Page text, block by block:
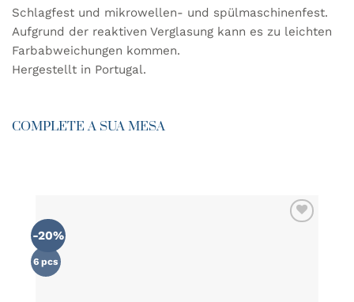
Schlagfest und mikrowellen- und spülmaschinenfest.
Aufgrund der reaktiven Verglasung kann es zu leichten
Farbabweichungen kommen.
Hergestellt in Portugal.
COMPLETE A SUA MESA
-20%
6 pcs